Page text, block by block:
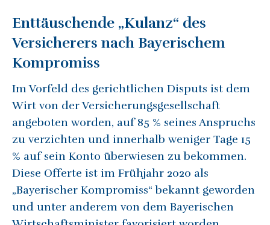
Enttäuschende „Kulanz“ des
Versicherers nach Bayerischem
Kompromiss
Im Vorfeld des gerichtlichen Disputs ist dem
Wirt von der Versicherungsgesellschaft
angeboten worden, auf 85 % seines Anspruchs
zu verzichten und innerhalb weniger Tage 15
% auf sein Konto überwiesen zu bekommen.
Diese Offerte ist im Frühjahr 2020 als
„Bayerischer Kompromiss“ bekannt geworden
und unter anderem von dem Bayerischen